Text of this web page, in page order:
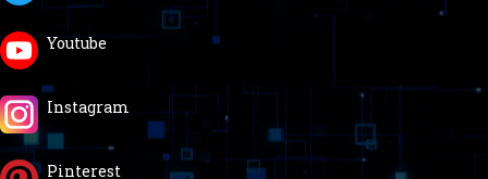
Youtube
Instagram
Pinterest